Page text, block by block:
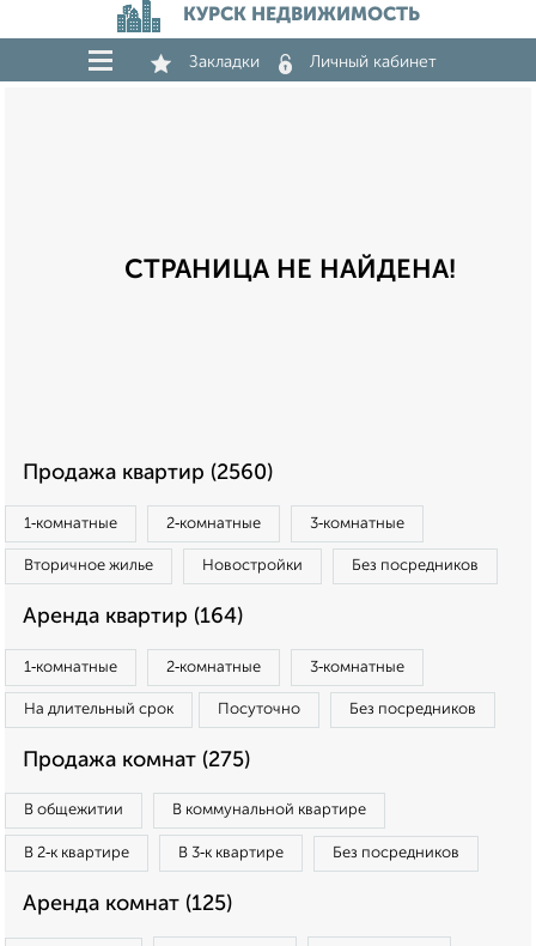
КУРСК НЕДВИЖИМОСТЬ
Закладки Личный кабинет
СТРАНИЦА НЕ НАЙДЕНА!
Продажа квартир (2560)
1‑комнатные 2‑комнатные 3‑комнатные
Вторичное жилье Новостройки Без посредников
Аренда квартир (164)
1‑комнатные 2‑комнатные 3‑комнатные
На длительный срок Посуточно Без посредников
Продажа комнат (275)
В общежитии В коммунальной квартире
В 2‑к квартире В 3‑к квартире Без посредников
Аренда комнат (125)